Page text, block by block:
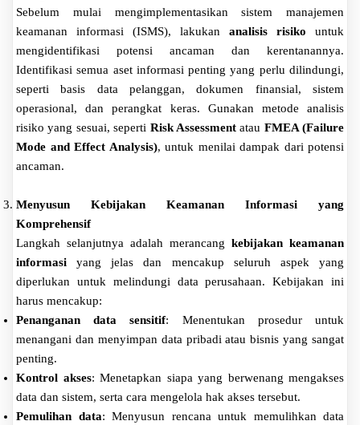
Sebelum mulai mengimplementasikan sistem manajemen
keamanan informasi (ISMS), lakukan analisis risiko untuk
mengidentifikasi potensi ancaman dan kerentanannya.
Identifikasi semua aset informasi penting yang perlu dilindungi,
seperti basis data pelanggan, dokumen finansial, sistem
operasional, dan perangkat keras. Gunakan metode analisis
risiko yang sesuai, seperti Risk Assessmentatau FMEA (Failure
Mode and Effect Analysis), untuk menilai dampak dari potensi
ancaman.
Menyusun Kebijakan Keamanan Informasi yang
Komprehensif
Langkah selanjutnya adalah merancang kebijakan keamanan
informasi yang jelas dan mencakup seluruh aspek yang
diperlukan untuk melindungi data perusahaan. Kebijakan ini
harus mencakup:
Penanganan data sensitif: Menentukan prosedur untuk
menangani dan menyimpan data pribadi atau bisnis yang sangat
penting.
Kontrol akses: Menetapkan siapa yang berwenang mengakses
data dan sistem, serta cara mengelola hak akses tersebut.
Pemulihan data: Menyusun rencana untuk memulihkan data